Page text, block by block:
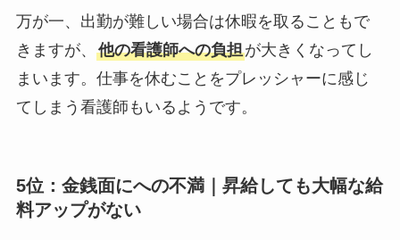
万が一、出勤が難しい場合は休暇を取ることもで
きますが、 他の看護師への負担が大きくなってし
まいます。仕事を休むことをプレッシャーに感じ
てしまう看護師もいるようです。
5位：金銭面にへの不満｜ 昇給しても大幅な給
料アップがない